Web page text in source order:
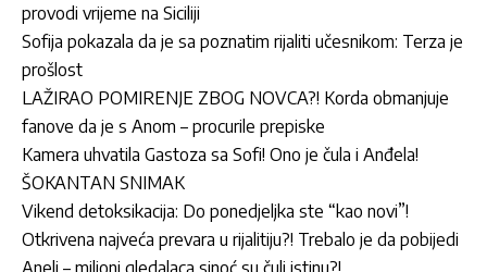
provodi vrijeme na Siciliji
Sofija pokazala da je sa poznatim rijaliti učesnikom: Terza je
prošlost
LAŽIRAO POMIRENJE ZBOG NOVCA?! Korda obmanjuje
fanove da je s Anom – procurile prepiske
Kamera uhvatila Gastoza sa Sofi! Ono je čula i Anđela!
ŠOKANTAN SNIMAK
Vikend detoksikacija: Do ponedjeljka ste “kao novi”!
Otkrivena najveća prevara u rijalitiju?! Trebalo je da pobijedi
Aneli – milioni gledalaca sinoć su čuli istinu?!